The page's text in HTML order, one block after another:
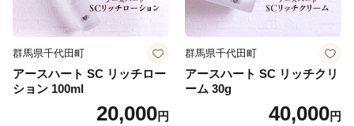
群馬県千代田町
アースハート SC リッチロー
ション 100ml
20,000円
群馬県千代田町
アースハート SC リッチクリ
ーム 30g
40,000円